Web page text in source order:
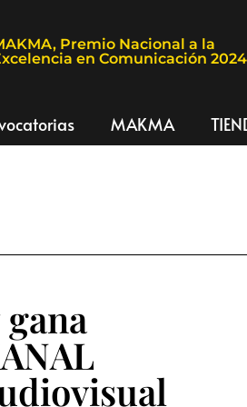
Premio Nacional a la
en Comunicación 2024
MAKMA